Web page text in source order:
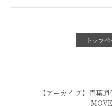
トップ
【アーカイブ】青葉